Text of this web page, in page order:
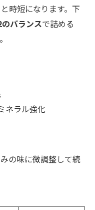
時短になります。下
バランスで詰める
ネラル強化
の味に微調整して続